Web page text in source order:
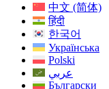
中文 (简体)
हिंदी
한국어
Українська
Polski
عربي
Български